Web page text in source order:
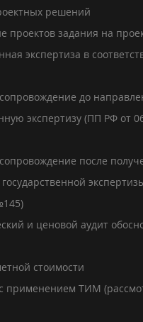
решений
проектов задания на
экспертиза в
до
экспертизу (ПП РФ от
после
и ценовой аудит
стоимости
применением ТИМ